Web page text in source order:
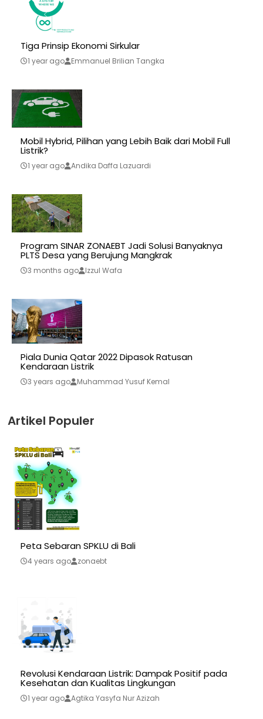
Tiga Prinsip Ekonomi Sirkular
1 year ago Emmanuel Brilian Tangka
Mobil Hybrid, Pilihan yang Lebih Baik dari Mobil Full
Listrik?
1 year ago Andika Daffa Lazuardi
Program SINAR ZONAEBT Jadi Solusi Banyaknya
PLTS Desa yang Berujung Mangkrak
3 months ago Izzul Wafa
Piala Dunia Qatar 2022 Dipasok Ratusan
Kendaraan Listrik
3 years ago Muhammad Yusuf Kemal
Artikel Populer
Peta Sebaran SPKLU di Bali
4 years ago zonaebt
Revolusi Kendaraan Listrik: Dampak Positif pada
Kesehatan dan Kualitas Lingkungan
1 year ago Agtika Yasyfa Nur Azizah